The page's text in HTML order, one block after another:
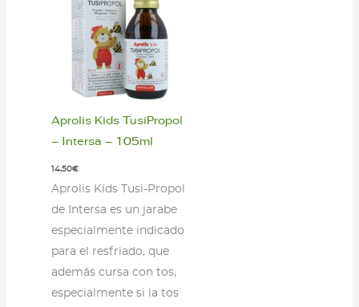
Aprolis Kids TusiPropol
– Intersa – 105ml
14,50€
Aprolis Kids Tusi-Propol
de Intersa es un jarabe
especialmente indicado
para el resfriado, que
además cursa con tos,
especialmente si la tos